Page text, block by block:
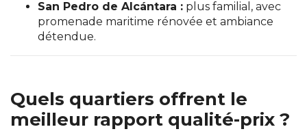
San Pedro de Alcántara : plus familial, avec
promenade maritime rénovée et ambiance
détendue.
Quels quartiers offrent le
meilleur rapport qualité-prix ?